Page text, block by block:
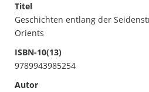
Titel
Geschichten entlang der
Orients
ISBN-10(13)
9789943985254
Autor